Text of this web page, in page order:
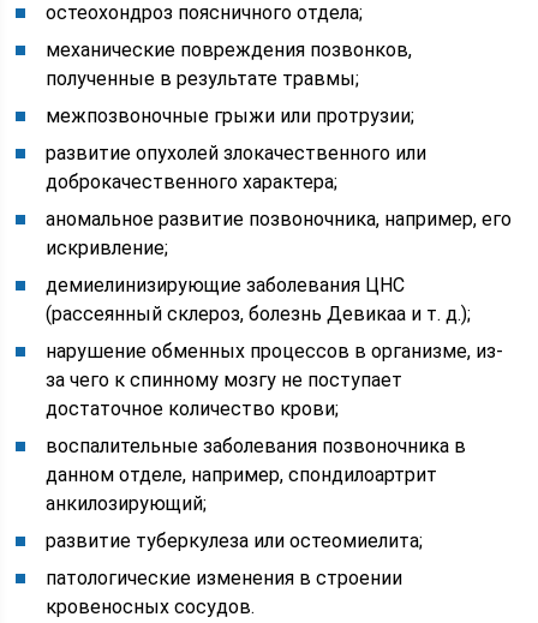
остеохондроз поясничного отдела;
механические повреждения позвонков,
полученные в результате травмы;
межпозвоночные грыжи или протрузии;
развитие опухолей злокачественного или
доброкачественного характера;
аномальное развитие позвоночника, например, его
искривление;
демиелинизирующие заболевания ЦНС
(рассеянный склероз, болезнь Девикаа и т. д.);
нарушение обменных процессов в организме, из-
за чего к спинному мозгу не поступает
достаточное количество крови;
воспалительные заболевания позвоночника в
данном отделе, например, спондилоартрит
анкилозирующий;
развитие туберкулеза или остеомиелита;
патологические изменения в строении
кровеносных сосудов.